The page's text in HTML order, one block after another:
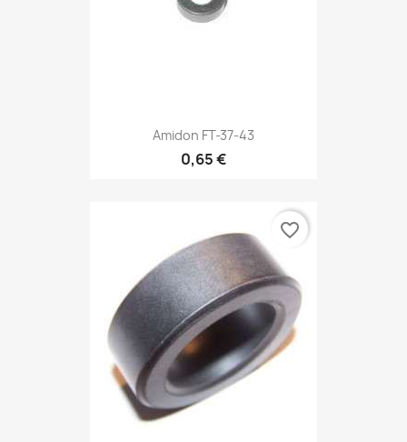
Amidon FT-37-43
0,65 €
favorite_border